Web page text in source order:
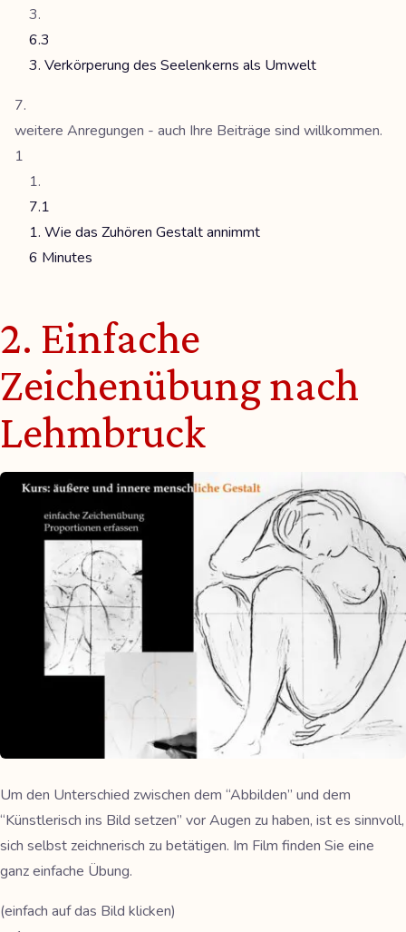
6.3
3. Verkörperung des Seelenkerns als Umwelt
weitere Anregungen - auch Ihre Beiträge sind willkommen.
1
7.1
1. Wie das Zuhören Gestalt annimmt
6 Minutes
2. Einfache
Zeichenübung nach
Lehmbruck
Um den Unterschied zwischen dem “Abbilden” und dem
“Künstlerisch ins Bild setzen” vor Augen zu haben, ist es sinnvoll,
sich selbst zeichnerisch zu betätigen. Im Film finden Sie eine
ganz einfache Übung.
(einfach auf das Bild klicken)